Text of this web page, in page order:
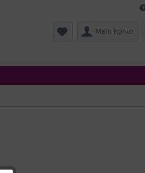
Mein Konto